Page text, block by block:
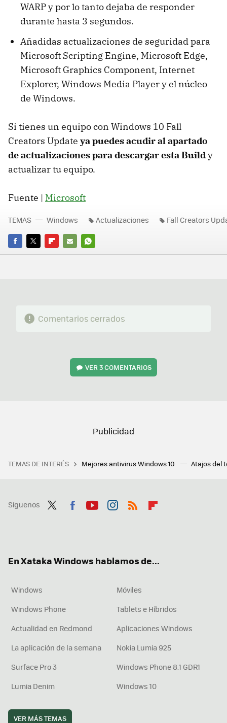
WARP y por lo tanto dejaba de responder
durante hasta 3 segundos.
Añadidas actualizaciones de seguridad para
Microsoft Scripting Engine, Microsoft Edge,
Microsoft Graphics Component, Internet
Explorer, Windows Media Player y el núcleo
de Windows.
Si tienes un equipo con Windows 10 Fall
Creators Update ya puedes acudir al apartado
de actualizaciones para descargar esta Buildy
actualizar tu equipo.
Fuente | Microsoft
FACEBOOK
TWITTERFLIPBOARD
E-
WHATSAPP
TEMAS Windows Actualizaciones Fall Creators
Comentarios cerrados
VER3 COMENTARIOS
TEMAS DE INTERÉS Mejores antivirus Windows 10 Atajos del
Síguenos
En Xataka Windows hablamos de...
Windows
Móviles
Windows Phone
Tablets e Híbridos
Actualidad en Redmond
Aplicaciones Windows
La aplicación de la semana
Nokia Lumia 925
Surface Pro 3
Windows Phone 8.1 GDR1
Lumia Denim
Windows 10
VER MÁS TEMAS